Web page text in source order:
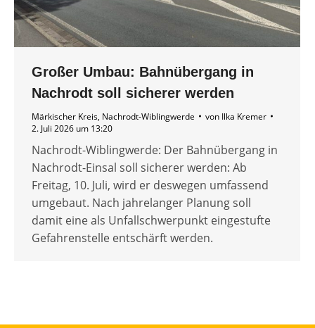
Großer Umbau: Bahnübergang in
Nachrodt soll sicherer werden
Märkischer Kreis, Nachrodt-Wiblingwerde von Ilka Kremer
2. Juli 2026 um 13:20
Nachrodt-Wiblingwerde: Der Bahnübergang in
Nachrodt-Einsal soll sicherer werden: Ab
Freitag, 10. Juli, wird er deswegen umfassend
umgebaut. Nach jahrelanger Planung soll
damit eine als Unfallschwerpunkt eingestufte
Gefahrenstelle entschärft werden.